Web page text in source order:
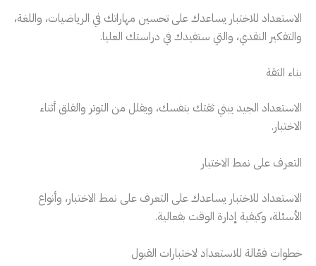
الاستعداد للاختبار يساعدك على تحسين مهاراتك في الرياضيات، واللغة،
والتفكير النقدي، والتي ستفيدك في دراستك العليا.
بناء الثقة
الاستعداد الجيد يبني ثقتك بنفسك، ويقلل من التوتر والقلق أثناء
الاختبار.
التعرف على نمط الاختبار
الاستعداد للاختبار يساعدك على التعرف على نمط الاختبار، وأنواع
الأسئلة، وكيفية إدارة الوقت بفعالية.
خطوات فعّالة للاستعداد لاختبارات القبول